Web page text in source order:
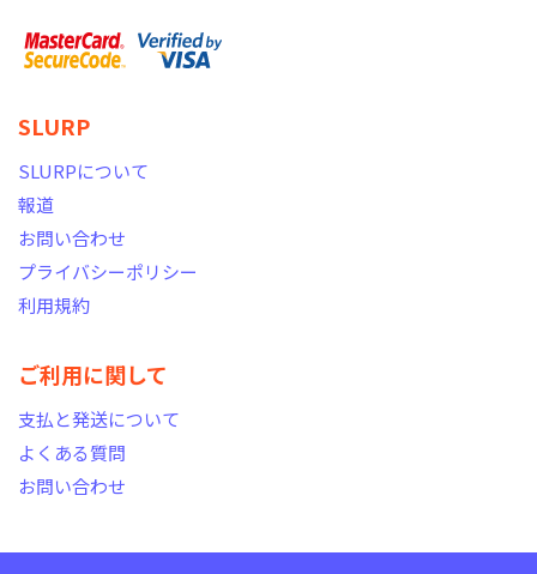
SLURP
SLURPについて
報道
お問い合わせ
プライバシーポリシー
利用規約
ご利用に関して
支払と発送について
よくある質問
お問い合わせ